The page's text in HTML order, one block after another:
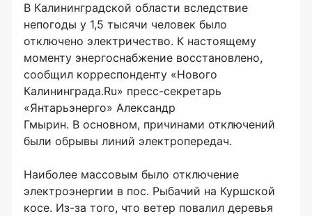
В Калининградской области вследствие
непогоды у 1,5 тысячи человек было
отключено электричество. К настоящему
моменту энергоснабжение восстановлено,
сообщил корреспонденту «Нового
Калининграда.Ru» пресс-секретарь
«Янтарьэнерго» Александр
Гмырин. В основном, причинами отключений
были обрывы линий электропередач.
Наиболее массовым было отключение
электроэнергии в пос. Рыбачий на Куршской
косе. Из-за того, что ветер повалил деревья